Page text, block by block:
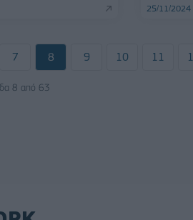
25/11/
7 8 9 10 11
8 από 63